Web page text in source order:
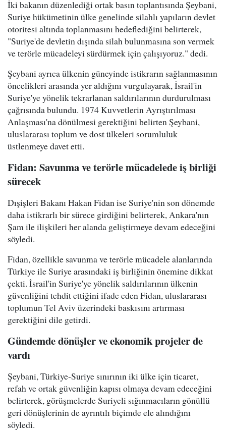
İki bakanın düzenlediği ortak basın toplantısında Şeybani,
Suriye hükümetinin ülke genelinde silahlı yapıların devlet
otoritesi altında toplanmasını hedeflediğini belirterek,
"Suriye'de devletin dışında silah bulunmasına son vermek
ve terörle mücadeleyi sürdürmek için çalışıyoruz." dedi.
Şeybani ayrıca ülkenin güneyinde istikrarın sağlanmasının
öncelikleri arasında yer aldığını vurgulayarak, İsrail'in
Suriye'ye yönelik tekrarlanan saldırılarının durdurulması
çağrısında bulundu. 1974 Kuvvetlerin Ayrıştırılması
Anlaşması'na dönülmesi gerektiğini belirten Şeybani,
uluslararası toplum ve dost ülkeleri sorumluluk
üstlenmeye davet etti.
Fidan: Savunma ve terörle mücadelede iş birliği
sürecek
Dışişleri Bakanı Hakan Fidan ise Suriye'nin son dönemde
daha istikrarlı bir sürece girdiğini belirterek, Ankara'nın
Şam ile ilişkileri her alanda geliştirmeye devam edeceğini
söyledi.
Fidan, özellikle savunma ve terörle mücadele alanlarında
Türkiye ile Suriye arasındaki iş birliğinin önemine dikkat
çekti. İsrail'in Suriye'ye yönelik saldırılarının ülkenin
güvenliğini tehdit ettiğini ifade eden Fidan, uluslararası
toplumun Tel Aviv üzerindeki baskısını artırması
gerektiğini dile getirdi.
Gündemde dönüşler ve ekonomik projeler de
vardı
Şeybani, Türkiye-Suriye sınırının iki ülke için ticaret,
refah ve ortak güvenliğin kapısı olmaya devam edeceğini
belirterek, görüşmelerde Suriyeli sığınmacıların gönüllü
geri dönüşlerinin de ayrıntılı biçimde ele alındığını
söyledi.